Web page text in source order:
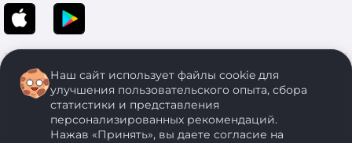
Copyright © 2005-2026 ОДО “ЭКОНОМСТРОЙ”. Все права защищены.
Наш сайт использует файлы cookie для
улучшения пользовательского опыта, сбора
статистики и представления
персонализированных рекомендаций.
Нажав «Принять», вы даете согласие на